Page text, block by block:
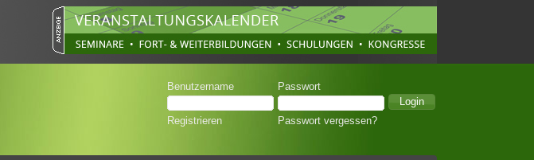
Benutzername Passwort
Registrieren Passwort vergessen?